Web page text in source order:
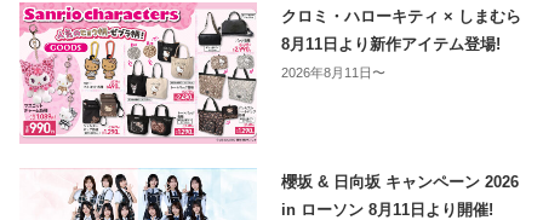
クロミ・ハローキティ × しまむら
8月11日より新作アイテム登場!
2026年8月11日〜
櫻坂 & 日向坂 キャンペーン 2026
in ローソン 8月11日より開催!